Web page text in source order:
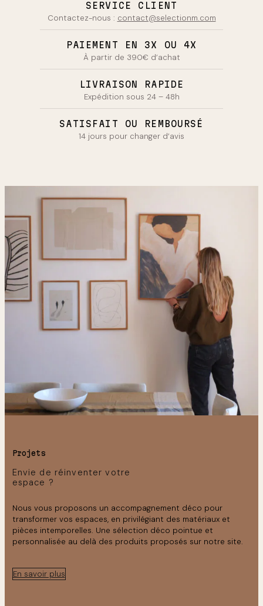
SERVICE CLIENT
Contactez-nous : contact@selectionm.com
PAIEMENT EN 3X OU 4X
À partir de 390€ d’achat
LIVRAISON RAPIDE
Expédition sous 24 – 48h
SATISFAIT OU REMBOURSÉ
14 jours pour changer d’avis
Projets
Envie de réinventer votre
espace ?
Nous vous proposons un accompagnement déco pour
transformer vos espaces, en privilégiant des matériaux et
pièces intemporelles. Une sélection déco pointue et
personnalisée au delà des produits proposés sur notre site.
En savoir plus